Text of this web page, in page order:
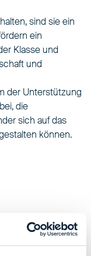
sind sie ein
ein
Klasse und
und
der Unterstützung
die
sich auf das
können.